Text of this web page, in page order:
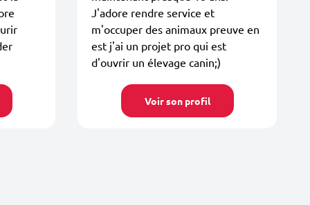
J'adore rendre service et
m'occuper des animaux preuve en
est j'ai un projet pro qui est
d'ouvrir un élevage canin;)
Voir son profil